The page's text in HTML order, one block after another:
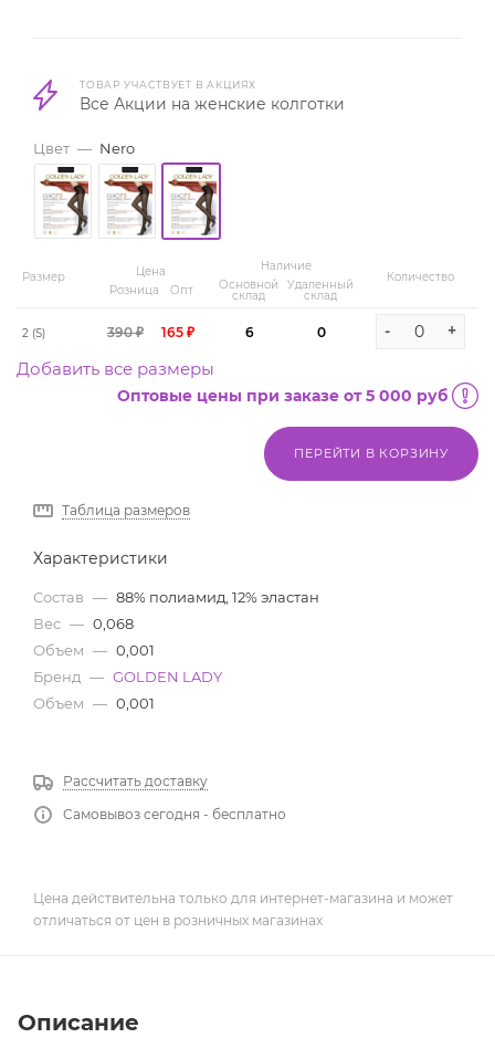
ТОВАР УЧАСТВУЕТ В АКЦИЯХ
Все Акции на женские колготки
Цвет — Nero
Размер
Цена
Розница
Опт
Наличие
Основной
склад
Удаленный
склад
Количество
2 (S) 390 ₽ 165 ₽ 6 0 - +
Добавить все размеры
Оптовые цены при заказе от 5 000 руб
ПЕРЕЙТИ В КОРЗИНУ
Таблица размеров
Характеристики
Состав — 88% полиамид, 12% эластан
Вес — 0,068
Объем — 0,001
Бренд — GOLDEN LADY
Объем — 0,001
Рассчитать доставку
Самовывоз сегодня - бесплатно
Цена действительна только для интернет-магазина и может
отличаться от цен в розничных магазинах
Описание